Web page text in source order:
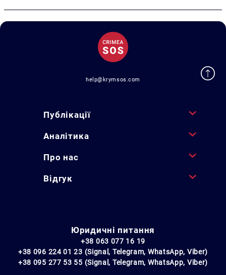
help@krymsos.com
Публікації
Аналітика
Про нас
Відгук
Юридичні питання
+38 063 077 16 19
+38 096 224 01 23 (Signal, Telegram, WhatsApp, Viber)
+38 095 277 53 55 (Signal, Telegram, WhatsApp, Viber)